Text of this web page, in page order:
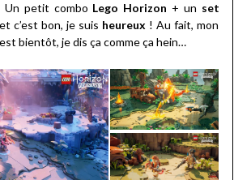
Un petit combo Lego Horizon + un set
c’est bon, je suis heureux ! Au fait, mon
bientôt, je dis ça comme ça hein…